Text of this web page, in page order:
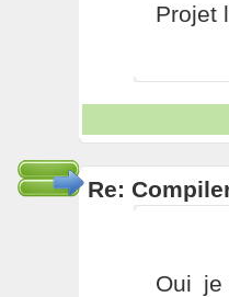
Projet
Re:
Oui je